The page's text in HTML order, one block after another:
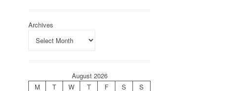
Archives
August 2026
M
T W T F S S